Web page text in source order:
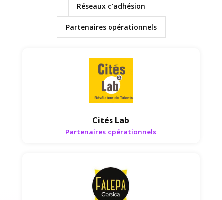
Réseaux d'adhésion
Partenaires opérationnels
Cités Lab
Partenaires opérationnels
Partenaires opérationnels
Partenaires opérationnels